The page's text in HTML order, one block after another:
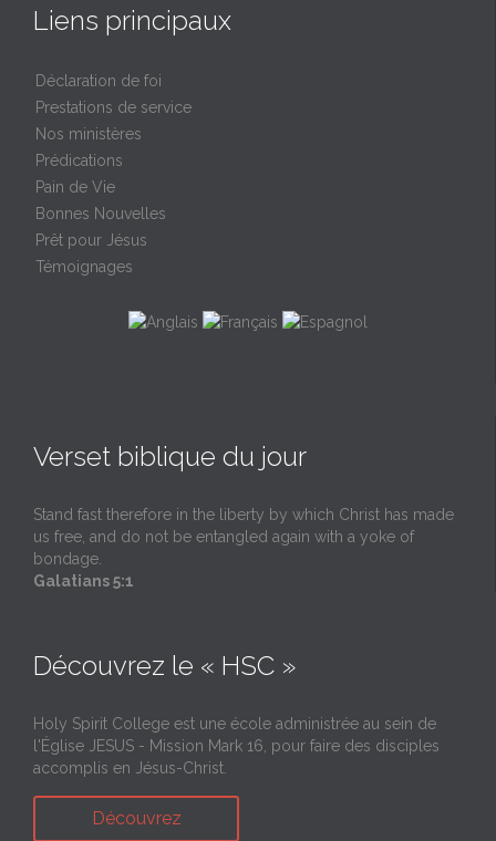
Liens principaux
Déclaration de foi
Prestations de service
Nos ministères
Prédications
Pain de Vie
Bonnes Nouvelles
Prêt pour Jésus
Témoignages
Verset biblique du jour
Stand fast therefore in the liberty by which Christ has made
us free, and do not be entangled again with a yoke of
bondage.
Galatians 5:1
Découvrez le « HSC »
Holy Spirit College est une école administrée au sein de
l'Église JESUS - Mission Mark 16, pour faire des disciples
accomplis en Jésus-Christ.
Découvrez